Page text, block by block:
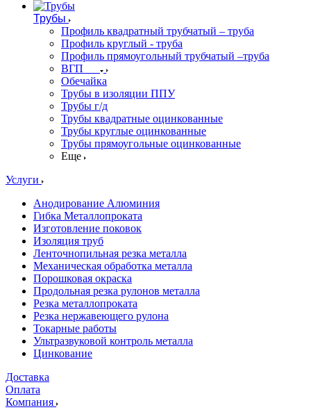
Трубы
Профиль квадратный трубчатый – труба
Профиль круглый - труба
Профиль прямоугольный трубчатый –труба
ВГП
Обечайка
Трубы в изоляции ППУ
Трубы г/д
Трубы квадратные оцинкованные
Трубы круглые оцинкованные
Трубы прямоугольные оцинкованные
Еще
Услуги
Анодирование Алюминия
Гибка Металлопроката
Изготовление поковок
Изоляция труб
Ленточнопильная резка металла
Механическая обработка металла
Порошковая окраска
Продольная резка рулонов металла
Резка металлопроката
Резка нержавеющего рулона
Токарные работы
Ультразвуковой контроль металла
Цинкование
Доставка
Оплата
Компания